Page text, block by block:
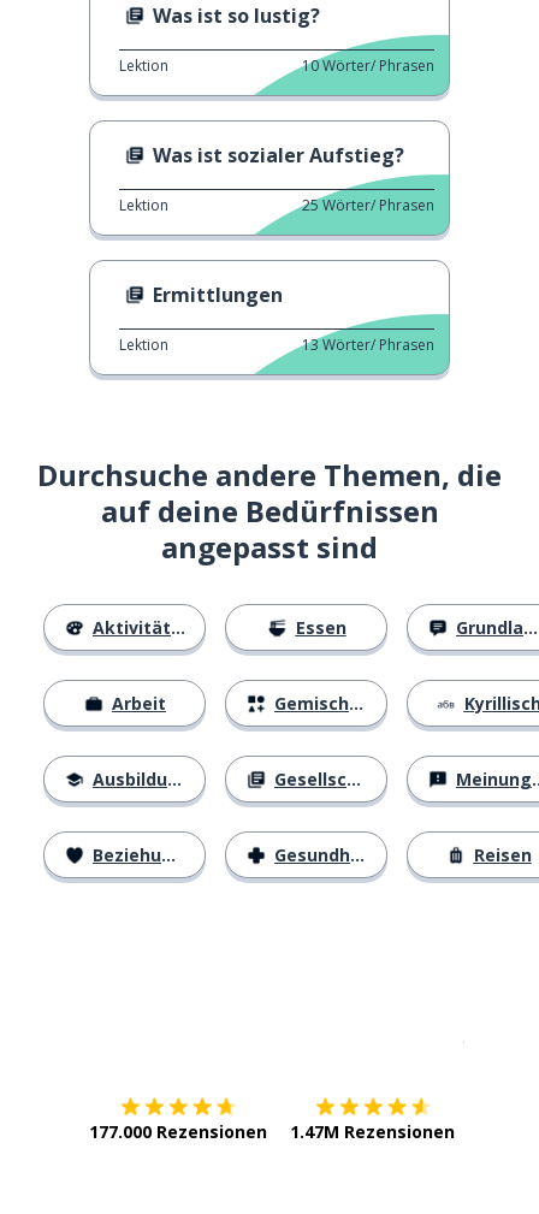
Was ist so lustig?
Lektion 10Wörter/ Phrasen
Was ist sozialer Aufstieg?
Lektion 25Wörter/ Phrasen
Ermittlungen
Lektion 13Wörter/ Phrasen
Durchsuche andere Themen, die
auf deine Bedürfnissen
angepasst sind
Aktivitäten
Arbeit
Ausbildung
Beziehungen
Essen
Gemischtes
Gesellschaft
Gesundheit
Grundlagen
Meinungen
Reisen
177.000 Rezensionen 1.47M Rezensionen